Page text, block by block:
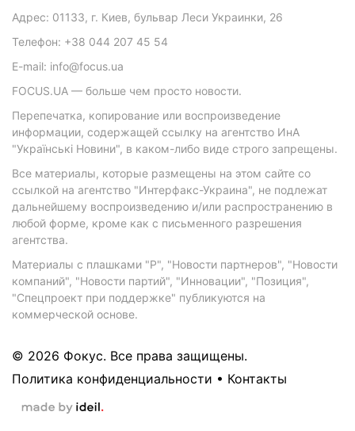
Адрес: 01133, г. Киев, бульвар Леси Украинки, 26
Телефон: +38 044 207 45 54
E-mail: info@focus.ua
FOCUS.UA — больше чем просто новости.
Перепечатка, копирование или воспроизведение
информации, содержащей ссылку на агентство ИнА
"Українські Новини", в каком-либо виде строго запрещены.
Все материалы, которые размещены на этом сайте со
ссылкой на агентство "Интерфакс-Украина", не подлежат
дальнейшему воспроизведению и/или распространению в
любой форме, кроме как с письменного разрешения
агентства.
Материалы с плашками "Р", "Новости партнеров", "Новости
компаний", "Новости партий", "Инновации", "Позиция",
"Спецпроект при поддержке" публикуются на
коммерческой основе.
© 2026 Фокус. Все права защищены.
Политика конфиденциальности • Контакты